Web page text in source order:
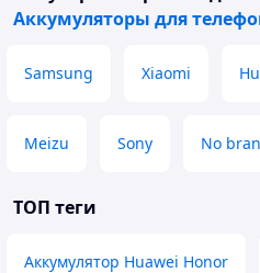
Аккумуляторы для
Samsung Xiaomi
Meizu Sony No
ТОП теги
Аккумулятор Huawei Honor